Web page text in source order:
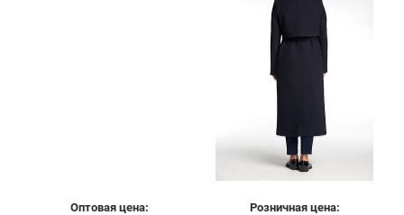
Оптовая цена:
Розничная цена: